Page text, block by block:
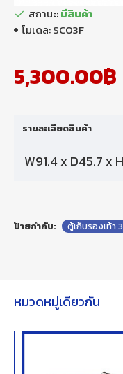
5,300.00฿
สถานะ:มีสินค้า
โมเดล:SCO3F
รายละเอียดสินค้า
W91.4 x D45.7 x
ป้ายกำกับ: ตู้เก็บรองเท้า
หมวดหมู่เดียวกัน